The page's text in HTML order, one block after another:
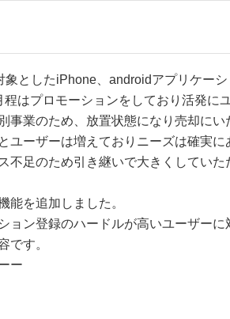
象としたiPhone、androidアプリケー
程はプロモーションをしており活発に
事業のため、放置状態になり売却にい
ユーザーは増えておりニーズは確実
不足のため引き継いで大きくしてい
能を追加しました。
ョン登録のハードルが高いユーザー
です。
ー